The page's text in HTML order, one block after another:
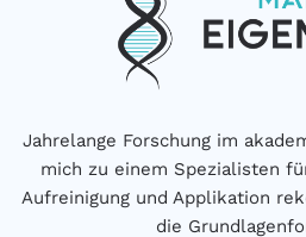
Jahrelange Forschung im
mich zu einem Spezialisten
Aufreinigung und Applikation
die